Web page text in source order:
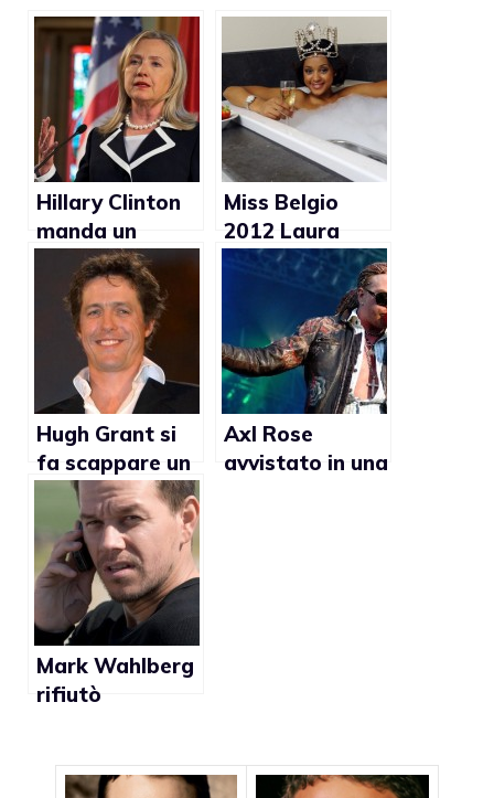
Hillary Clinton
manda un
messaggio al
WorldPride e
ringrazia per il
World LGBT
Award (Video)
Miss Belgio
2012 Laura
Beyne non sa se
sostenere il
matrimonio gay
Hugh Grant si
fa scappare un
commento
omofobo ad
una partita di
rugby
Axl Rose
avvistato in una
Mark Wahlberg
rifiutò
consiglio di